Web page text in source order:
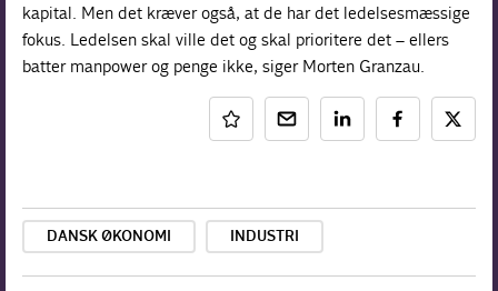
kapital. Men det kræver også, at de har det ledelsesmæssige
fokus. Ledelsen skal ville det og skal prioritere det – ellers
batter manpower og penge ikke, siger Morten Granzau.
DANSK ØKONOMI INDUSTRI